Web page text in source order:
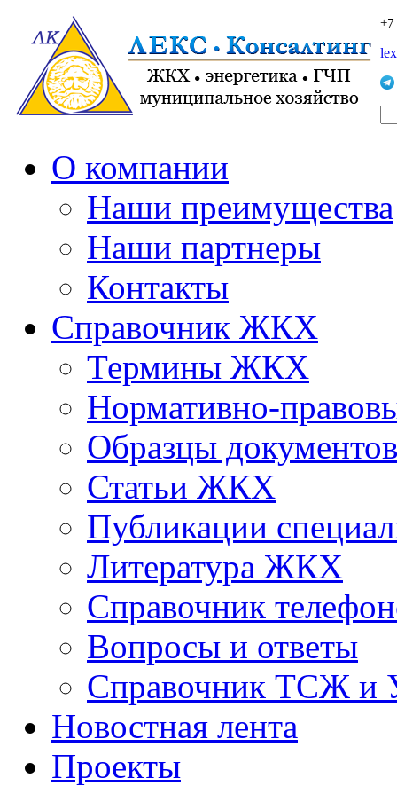
О компании
Наши преимущества
Наши партнеры
Контакты
Справочник ЖКХ
Термины ЖКХ
Нормативно-
Образцы документов
Статьи ЖКХ
Публикации
Литература ЖКХ
Справочник
Вопросы и ответы
Справочник ТСЖ и
Новостная лента
Проекты